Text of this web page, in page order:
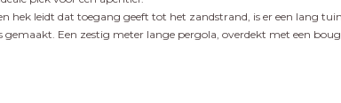
hek leidt dat toegang geeft tot het zandstrand, is er een lang
Een zestig meter lange pergola, overdekt met een